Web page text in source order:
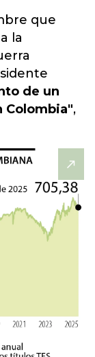
que
la
de un
Colombia",